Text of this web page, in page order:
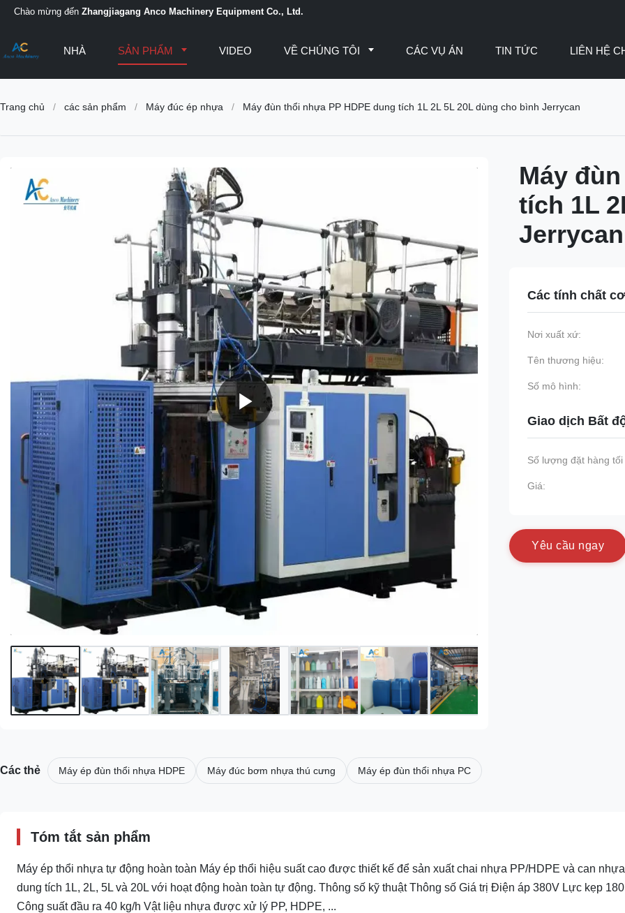
Chào mừng đến Zhangjiagang Anco Machinery Equipment Co., Ltd.
NHÀ SẢN PHẨM VIDEO VỀ CHÚNG TÔI CÁC VỤ ÁN TIN TỨC LIÊN HỆ
Trang chủ / các sản phẩm / Máy đúc ép nhựa / Máy đùn thổi nhựa PP HDPE dung tích 1L 2L 5L 20L dùng cho bình Jerrycan
Máy
tích 1L
Jerrycan
Các tính chất
Nơi xuất xứ:
Tên thương hiệu:
Số mô hình:
Giao dịch Bất
Số lượng đặt hàng
Giá:
Yêu cầu ngay
Các thẻ Máy ép đùn thổi nhựa HDPE Máy đúc bơm nhựa thú cưng Máy ép đùn thổi nhựa PC
Tóm tắt sản phẩm
Máy ép thổi nhựa tự động hoàn toàn Máy ép thổi hiệu suất cao được thiết kế để sản xuất chai nhựa PP/HDPE và can nhựa
dung tích 1L, 2L, 5L và 20L với hoạt động hoàn toàn tự động. Thông số kỹ thuật Thông số Giá trị Điện áp 380V Lực kẹp
Công suất đầu ra 40 kg/h Vật liệu nhựa được xử lý PP, HDPE, ...